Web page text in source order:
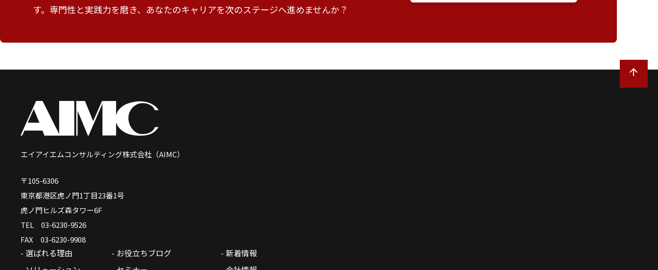
す。専門性と実践力を磨き、あなたのキャリアを次のステージへ進めませんか？
エイアイエムコンサルティング株式会社（AIMC）
〒105-6306
東京都港区虎ノ門1丁目23番1号
虎ノ門ヒルズ森タワー6F
TEL 03-6230-9526
FAX 03-6230-9908
- 選ばれる理由
- お役立ちブログ
- 新着情報